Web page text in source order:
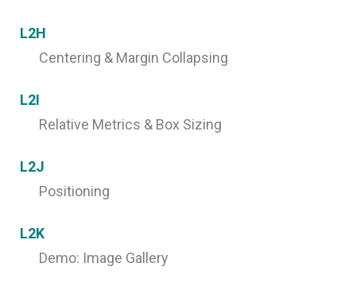
L2H
Centering & Margin Collapsing
L2I
Relative Metrics & Box Sizing
L2J
Positioning
L2K
Demo: Image Gallery